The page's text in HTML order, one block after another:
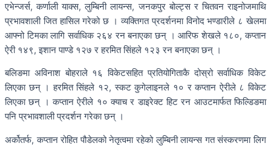
एभेन्जर्स, कर्णाली याक्स, लुम्बिनी लायन्स, जनकपुर बोल्ट्स र चितवन राइनोजमाथि
प्रभावशाली जित हासिल गरेको छ । व्यक्तिगत प्रदर्शनमा विनोद भण्डारीले ८ खेलमा
आफ्नो टिमका लागि सर्वाधिक २६४ रन बनाएका छन् । आरिफ शेखले १८०, कप्तान
ऐरी १४९, इशान पाण्डे १२७ र हरमित सिंहले १२३ रन बनाएका छन् ।
बलिङमा अविनाश बोहराले १६ विकेटसहित प्रतियोगिताकै दोस्रो सर्वाधिक विकेट
लिएका छन् । हरमित सिंहले १२, स्कट कुगेलाइनले १० र कप्तान ऐरीले ८ विकेट
लिएका छन् । कप्तान ऐरीले १० क्याच र डाइरेक्ट हिट रन आउटमार्फत फिल्डिङमा
पनि प्रभावशाली प्रदर्शन गरेका छन् ।
अर्कोतर्फ, कप्तान रोहित पौडेलको नेतृत्वमा रहेको लुम्बिनी लायन्स गत संस्करणमा लिग